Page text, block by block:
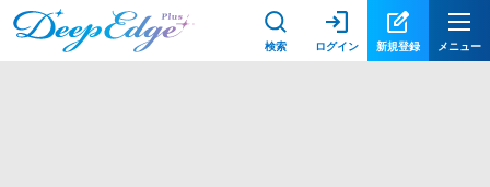
検索 ログイン 新規登録 メニュー